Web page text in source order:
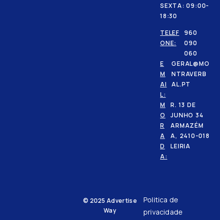
SEXTA: 09:00-
18:30
TELEF
ONE:
960
090
060
E
M
AI
L:
GERAL@MO
NTRAVERB
AL.PT
M
O
R
A
D
A:
R. 13 DE
JUNHO 34
ARMAZÉM
A, 2410-018
LEIRIA
Politica de
privacidade
© 2025Advertise
Way